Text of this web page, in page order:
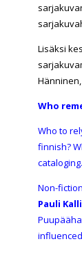
Lisäksi
Hänninen,
Who
Who to
finnish?
cataloging.
Non-
Pauli